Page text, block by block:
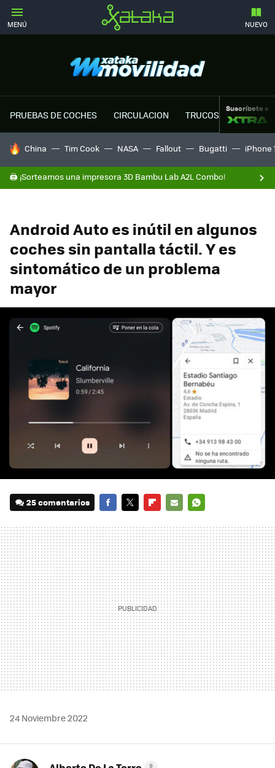
MENÚ NUEVO
PRUEBAS DE COCHES CIRCULACION TRUCOS MOTOR
Suscríbete a
HOY SE HABLA DE
China Tim Cook NASA Fallout Bugatti iPhone
🖨️ ¡Sorteamos una impresora 3D Bambu Lab A2L Combo!
Android Auto es inútil en algunos
coches sin pantalla táctil. Y es
sintomático de un problema
mayor
25 comentarios
MAIL
24 Noviembre 2022